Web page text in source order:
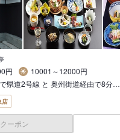
円
10001～12000円
県道2号線 と 奥州街道経由で8分…
店
クーポン